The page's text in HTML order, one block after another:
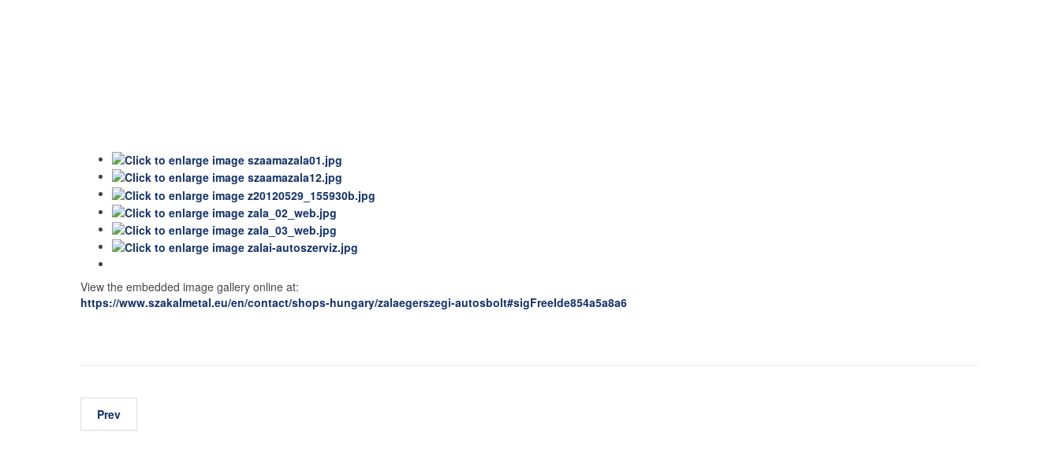
View the embedded image gallery online at:
https://www.szakalmetal.eu/en/contact/shops-hungary/zalaegerszegi-autosbolt#sigFreeIde854a5a8a6
Prev